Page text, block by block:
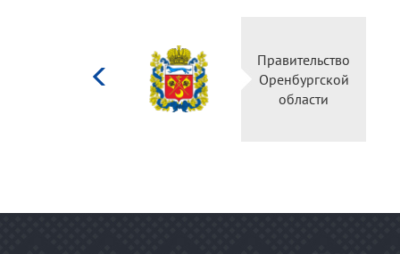
Правительство
Оренбургской
области